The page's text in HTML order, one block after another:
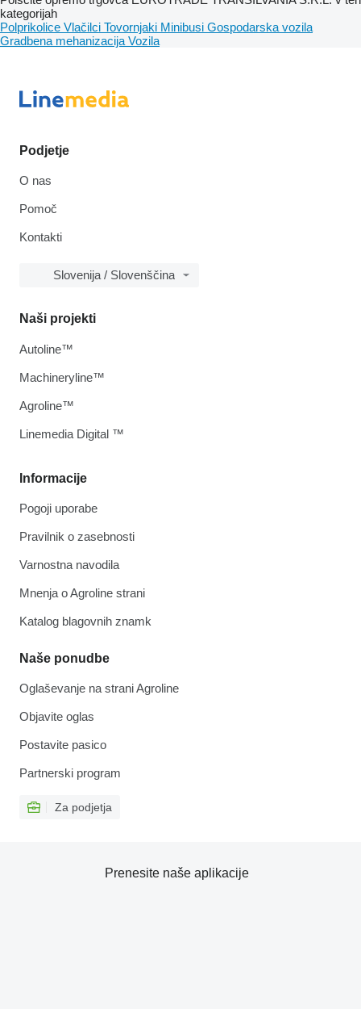
kategorijah
Polprikolice Vlačilci Tovornjaki Minibusi Gospodarska vozila
Gradbena mehanizacija Vozila
Podjetje
O nas
Pomoč
Kontakti
Slovenija / Slovenščina
Informacije
Pogoji uporabe
Pravilnik o zasebnosti
Varnostna navodila
Mnenja o Agroline strani
Katalog blagovnih znamk
Naše ponudbe
Oglaševanje na strani Agroline
Objavite oglas
Postavite pasico
Partnerski program
Za podjetja
Naši projekti
Autoline™
Machineryline™
Agroline™
Linemedia Digital ™
Prenesite naše aplikacije